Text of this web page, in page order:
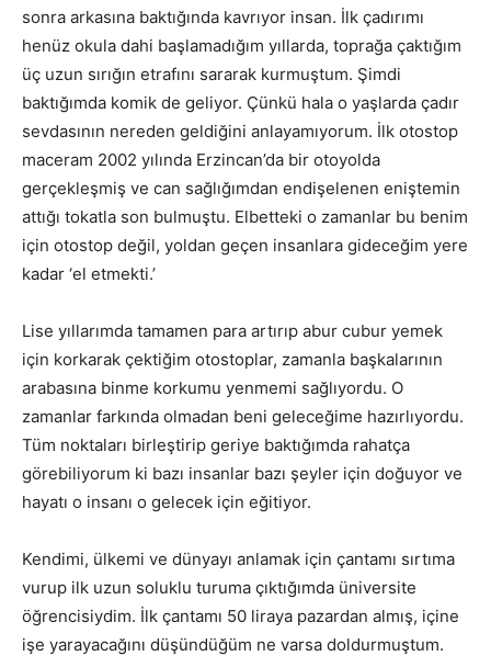
sonra arkasına baktığında kavrıyor insan. İlk çadırımı
henüz okula dahi başlamadığım yıllarda, toprağa çaktığım
üç uzun sırığın etrafını sararak kurmuştum. Şimdi
baktığımda komik de geliyor. Çünkü hala o yaşlarda çadır
sevdasının nereden geldiğini anlayamıyorum. İlk otostop
maceram 2002 yılında Erzincan’da bir otoyolda
gerçekleşmiş ve can sağlığımdan endişelenen eniştemin
attığı tokatla son bulmuştu. Elbetteki o zamanlar bu benim
için otostop değil, yoldan geçen insanlara gideceğim yere
kadar ‘el etmekti.’
Lise yıllarımda tamamen para artırıp abur cubur yemek
için korkarak çektiğim otostoplar, zamanla başkalarının
arabasına binme korkumu yenmemi sağlıyordu. O
zamanlar farkında olmadan beni geleceğime hazırlıyordu.
Tüm noktaları birleştirip geriye baktığımda rahatça
görebiliyorum ki bazı insanlar bazı şeyler için doğuyor ve
hayatı o insanı o gelecek için eğitiyor.
Kendimi, ülkemi ve dünyayı anlamak için çantamı sırtıma
vurup ilk uzun soluklu turuma çıktığımda üniversite
öğrencisiydim. İlk çantamı 50 liraya pazardan almış, içine
işe yarayacağını düşündüğüm ne varsa doldurmuştum.